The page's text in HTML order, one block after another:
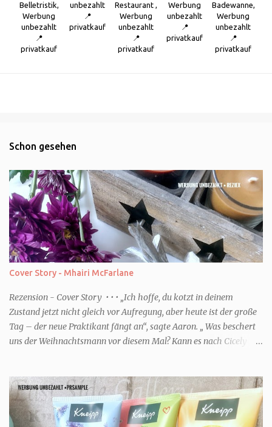
Belletristik,
Werbung
unbezahlt
📍
privatkauf
unbezahlt
📍
privatkauf
Restaurant ,
Werbung
unbezahlt
📍
privatkauf
Werbung
unbezahlt
📍
privatkauf
Badewanne,
Werbung
unbezahlt
📍
privatkauf
Schon gesehen
Cover Story - Mhairi McFarlane
Rezension - Cover Story • • • „Ich hoffe, du kotzt in deinem
Zustand jetzt nicht gleich vor Aufregung, aber heute ist der große
Tag – der neue Praktikant fängt an“, sagte Aaron. „ Was beschert
uns der Weihnachtsmann vor diesem Mal? Kann es nach Cicely
S.8) • • • Genre: Liebe Buch Fakten Autor/in: Mhairi McFarlane Titel
Cover Story Verlag: Knaur Erschienen: 2026 ISBN:
9783426560402 Seiten: 448 Format: Taschenbuch Serie: - Preis: